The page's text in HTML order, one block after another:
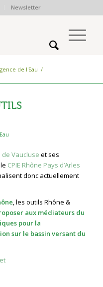
Newsletter
de l'Eau /
de Vaucluse et ses
CPIE Rhône Pays d’Arles
donc actuellement
, les outils Rhône &
aux médiateurs du
pour la
sur le bassin versant du